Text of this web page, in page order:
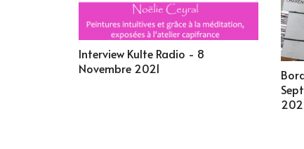
Interview Kulte Radio - 8
Novembre 2021